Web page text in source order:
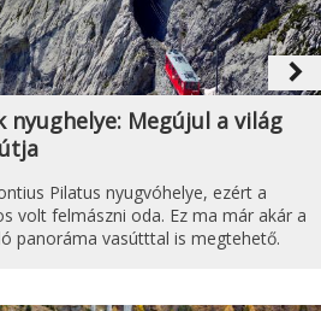
navigate_next
nyughelye: Megújul a világ
Pilatus nyugvóhelye, ezért a
volt felmászni oda. Ez ma már akár a
panoráma vasútttal is megtehető.